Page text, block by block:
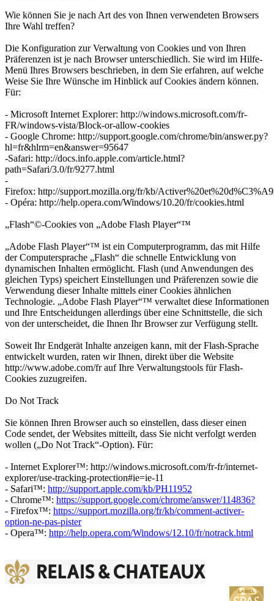
Wie können Sie je nach Art des von Ihnen verwendeten Browsers
Ihre Wahl treffen?
Die Konfiguration zur Verwaltung von Cookies und von Ihren
Präferenzen ist je nach Browser unterschiedlich. Sie wird im Hilfe-
Menü Ihres Browsers beschrieben, in dem Sie erfahren, auf welche
Weise Sie Ihre Wünsche im Hinblick auf Cookies ändern können.
Für:
- Microsoft Internet Explorer: http://windows.microsoft.com/fr-
FR/windows-vista/Block-or-allow-cookies
- Google Chrome: http://support.google.com/chrome/bin/answer.py?
hl=fr&hlrm=en&answer=95647
-Safari: http://docs.info.apple.com/article.html?
path=Safari/3.0/fr/9277.html
-
Firefox: http://support.mozilla.org/fr/kb/
- Opéra: http://help.opera.com/Windows/10.20/fr/cookies.html
„Flash“©-Cookies von „Adobe Flash Player“™
„Adobe Flash Player“™ ist ein Computerprogramm, das mit Hilfe
der Computersprache „Flash“ die schnelle Entwicklung von
dynamischen Inhalten ermöglicht. Flash (und Anwendungen des
gleichen Typs) speichert Einstellungen und Präferenzen sowie die
Verwendung dieser Inhalte mittels einer Cookies ähnlichen
Technologie. „Adobe Flash Player“™ verwaltet diese Informationen
und Ihre Entscheidungen allerdings über eine Schnittstelle, die sich
von der unterscheidet, die Ihnen Ihr Browser zur Verfügung stellt.
Soweit Ihr Endgerät Inhalte anzeigen kann, mit der Flash-Sprache
entwickelt wurden, raten wir Ihnen, direkt über die Website
http://www.adobe.com/fr auf Ihre Verwaltungstools für Flash-
Cookies zuzugreifen.
Do Not Track
Sie können Ihren Browser auch so einstellen, dass dieser einen
Code sendet, der Websites mitteilt, dass Sie nicht verfolgt werden
wollen („Do Not Track“-Option). Für:
- Internet Explorer™: http://windows.microsoft.com/fr-fr/internet-
explorer/use-tracking-protection#ie=ie-11
- Safari™: http://support.apple.com/kb/PH11952
- Chrome™: https://support.google.com/chrome/answer/114836?
- Firefox™: https://support.mozilla.org/fr/kb/comment-activer-
option-ne-pas-pister
- Opera™: http://help.opera.com/Windows/12.10/fr/notrack.html